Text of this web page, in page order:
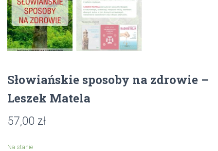
Słowiańskie sposoby na zdrowie –
Leszek Matela
57,00 zł
Na stanie